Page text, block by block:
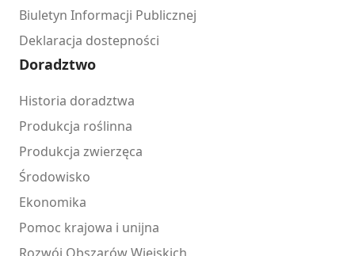
Biuletyn Informacji Publicznej
Deklaracja dostepności
Doradztwo
Historia doradztwa
Produkcja roślinna
Produkcja zwierzęca
Środowisko
Ekonomika
Pomoc krajowa i unijna